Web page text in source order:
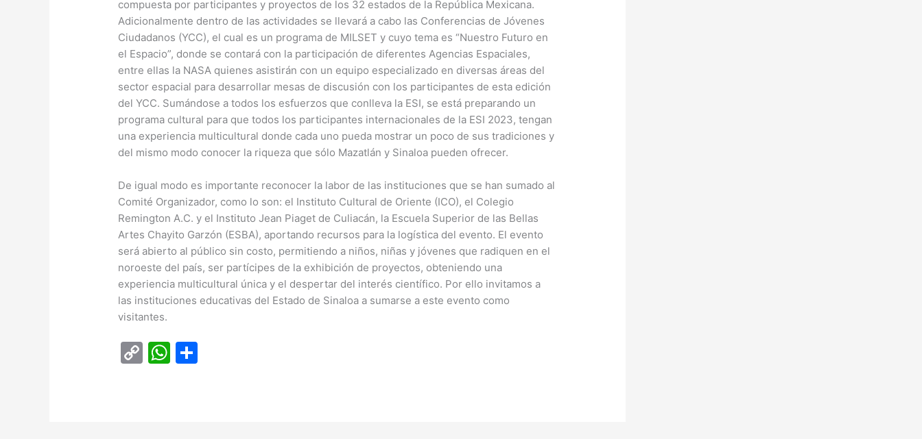
compuesta por participantes y proyectos de los 32 estados de la República Mexicana.
Adicionalmente dentro de las actividades se llevará a cabo las Conferencias de Jóvenes
Ciudadanos (YCC), el cual es un programa de MILSET y cuyo tema es “Nuestro Futuro en
el Espacio”, donde se contará con la participación de diferentes Agencias Espaciales,
entre ellas la NASA quienes asistirán con un equipo especializado en diversas áreas del
sector espacial para desarrollar mesas de discusión con los participantes de esta edición
del YCC. Sumándose a todos los esfuerzos que conlleva la ESI, se está preparando un
programa cultural para que todos los participantes internacionales de la ESI 2023, tengan
una experiencia multicultural donde cada uno pueda mostrar un poco de sus tradiciones y
del mismo modo conocer la riqueza que sólo Mazatlán y Sinaloa pueden ofrecer.
De igual modo es importante reconocer la labor de las instituciones que se han sumado al
Comité Organizador, como lo son: el Instituto Cultural de Oriente (ICO), el Colegio
Remington A.C. y el Instituto Jean Piaget de Culiacán, la Escuela Superior de las Bellas
Artes Chayito Garzón (ESBA), aportando recursos para la logística del evento. El evento
será abierto al público sin costo, permitiendo a niños, niñas y jóvenes que radiquen en el
noroeste del país, ser partícipes de la exhibición de proyectos, obteniendo una
experiencia multicultural única y el despertar del interés científico. Por ello invitamos a
las instituciones educativas del Estado de Sinaloa a sumarse a este evento como
visitantes.
C
W